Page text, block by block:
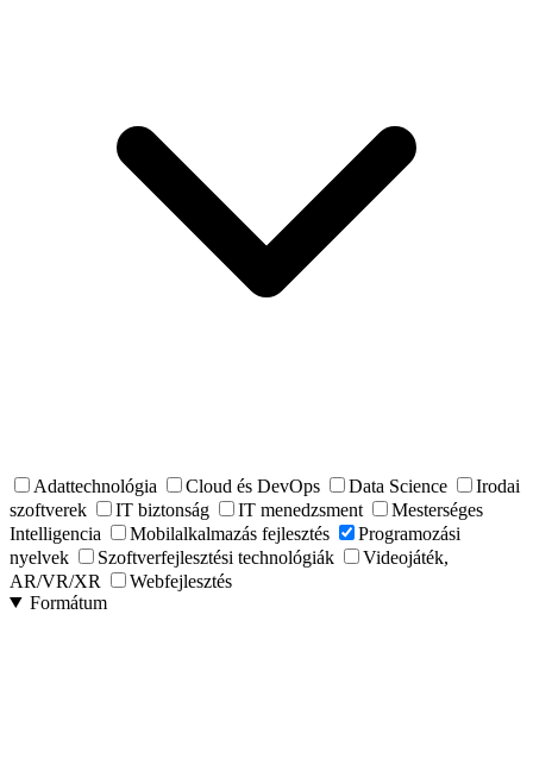
Adattechnológia Cloud és DevOps Data Science
Irodai
szoftverek
IT biztonság IT menedzsment
Mesterséges
Intelligencia
Mobilalkalmazás fejlesztés
Programozási
nyelvek
Szoftverfejlesztési technológiák
Videojáték,
AR/VR/XR
Webfejlesztés
Formátum